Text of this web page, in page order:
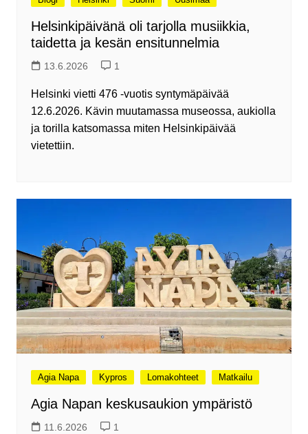
Helsinkipäivänä oli tarjolla musiikkia,
taidetta ja kesän ensitunnelmia
13.6.2026 1
Helsinki vietti 476 -vuotis syntymäpäivää
12.6.2026. Kävin muutamassa museossa, aukiolla
ja torilla katsomassa miten Helsinkipäivää
vietettiin.
Agia Napa Kypros Lomakohteet Matkailu
Agia Napan keskusaukion ympäristö
11.6.2026 1